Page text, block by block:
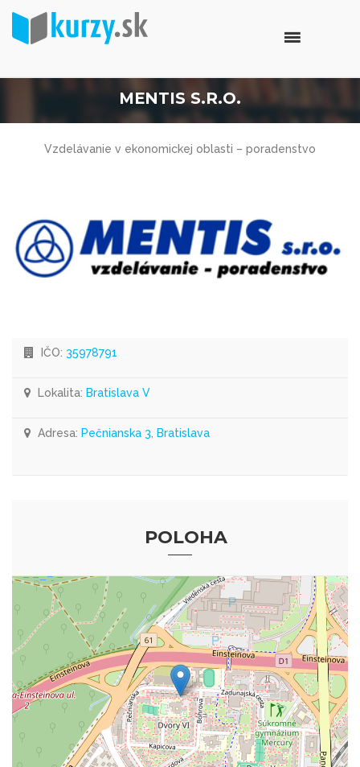
MENTIS S.R.O.
Vzdelávanie v ekonomickej oblasti – poradenstvo
IČO: 35978791
Lokalita: Bratislava V
Adresa: Pečnianska 3, Bratislava
POLOHA